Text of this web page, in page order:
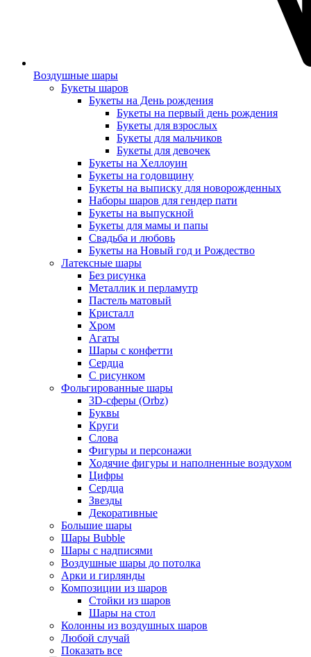
Воздушные шары
Букеты шаров
Букеты на День рождения
Букеты на первый день рождения
Букеты для взрослых
Букеты для мальчиков
Букеты для девочек
Букеты на Хеллоуин
Букеты на годовщину
Букеты на выписку для новорожденных
Наборы шаров для гендер пати
Букеты на выпускной
Букеты для мамы и папы
Свадьба и любовь
Букеты на Новый год и Рождество
Латексные шары
Без рисунка
Металлик и перламутр
Пастель матовый
Кристалл
Хром
Агаты
Шары с конфетти
Сердца
С рисунком
Фольгированные шары
3D-сферы (Orbz)
Буквы
Круги
Слова
Фигуры и персонажи
Ходячие фигуры и наполненные воздухом
Цифры
Сердца
Звезды
Декоративные
Большие шары
Шары Bubble
Шары с надписями
Воздушные шары до потолка
Арки и гирлянды
Композиции из шаров
Стойки из шаров
Шары на стол
Колонны из воздушных шаров
Любой случай
Показать все